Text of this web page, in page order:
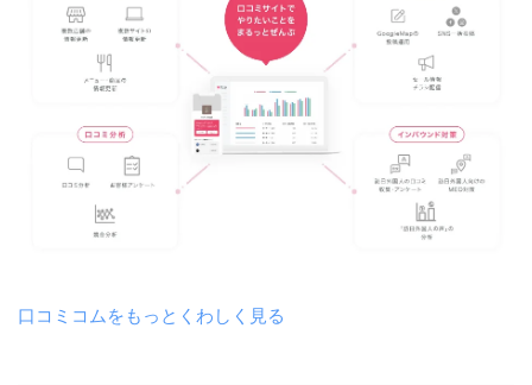
口コミコムをもっとくわしく見る